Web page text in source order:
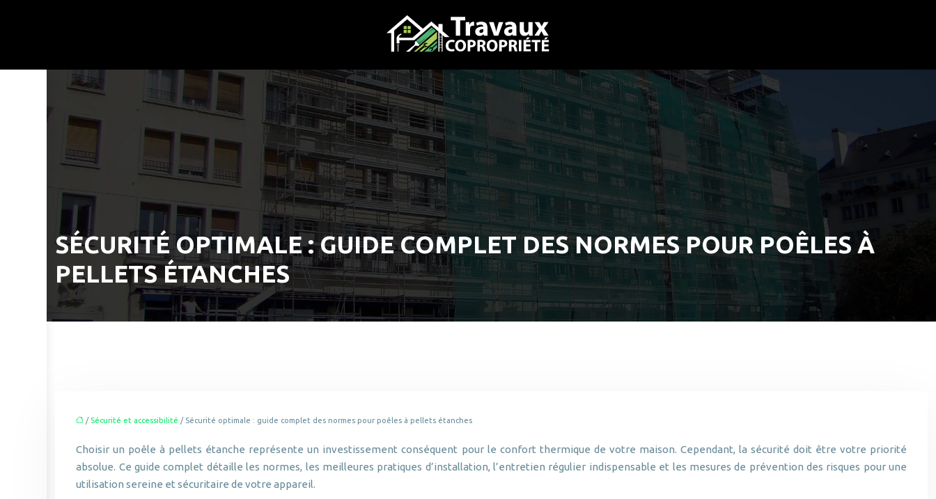
SÉCURITÉ OPTIMALE : GUIDE COMPLET DES NORMES POUR POÊLES À
PELLETS ÉTANCHES
/ Sécurité et accessibilité / Sécurité optimale : guide complet des normes pour poêles à pellets étanches
Choisir un poêle à pellets étanche représente un investissement conséquent pour le confort thermique de votre maison. Cependant, la sécurité doit être votre priorité
absolue. Ce guide complet détaille les normes, les meilleures pratiques d’installation, l’entretien régulier indispensable et les mesures de prévention des risques pour une
utilisation sereine et sécuritaire de votre appareil.